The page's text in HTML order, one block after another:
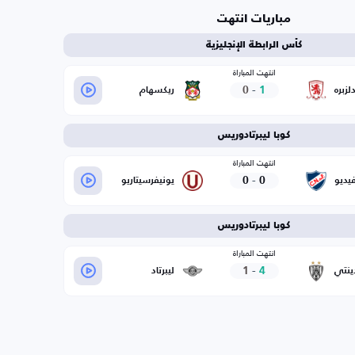
مباريات انتهت
كأس الرابطة الإنجليزية
انتهت المباراة
1
-
0 ريكسهام
كوبا ليبرتادوريس
انتهت المباراة
0
-
0 يونيفرسيتاريو
كوبا ليبرتادوريس
انتهت المباراة
4
-
1 ليبرتاد